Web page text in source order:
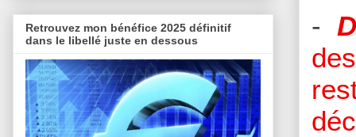
-
Retrouvez mon bénéfice 2025 définitif
dans le libellé juste en dessous